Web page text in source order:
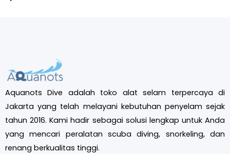
Aquanots Dive adalah toko alat selam terpercaya di
Jakarta yang telah melayani kebutuhan penyelam sejak
tahun 2016. Kami hadir sebagai solusi lengkap untuk Anda
yang mencari peralatan scuba diving, snorkeling, dan
renang berkualitas tinggi.